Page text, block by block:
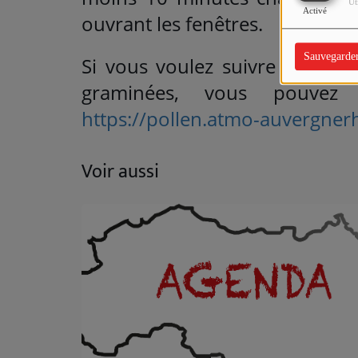
Activé
ouvrant les fenêtres.
Si vous voulez suivre
graminées, vous
https://pollen.atmo-
Voir aussi